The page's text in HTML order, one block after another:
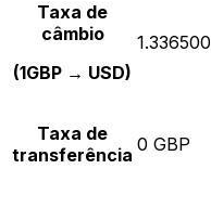
Taxa de
câmbio
(1GBP → USD)
1.336500
Taxa de
transferência 0 GBP